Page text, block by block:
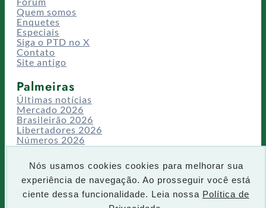
Nós usamos cookies cookies para melhorar sua
experiência de navegação. Ao prosseguir você está
ciente dessa funcionalidade. Leia nossa Política de
Quem somos
Enquetes
Especiais
Siga o PTD no X
Contato
Site antigo
Palmeiras
Últimas notícias
Mercado 2026
Brasileirão 2026
Libertadores 2026
Números 2026
Campeonatos
CT/Centro de Excelência
Busca